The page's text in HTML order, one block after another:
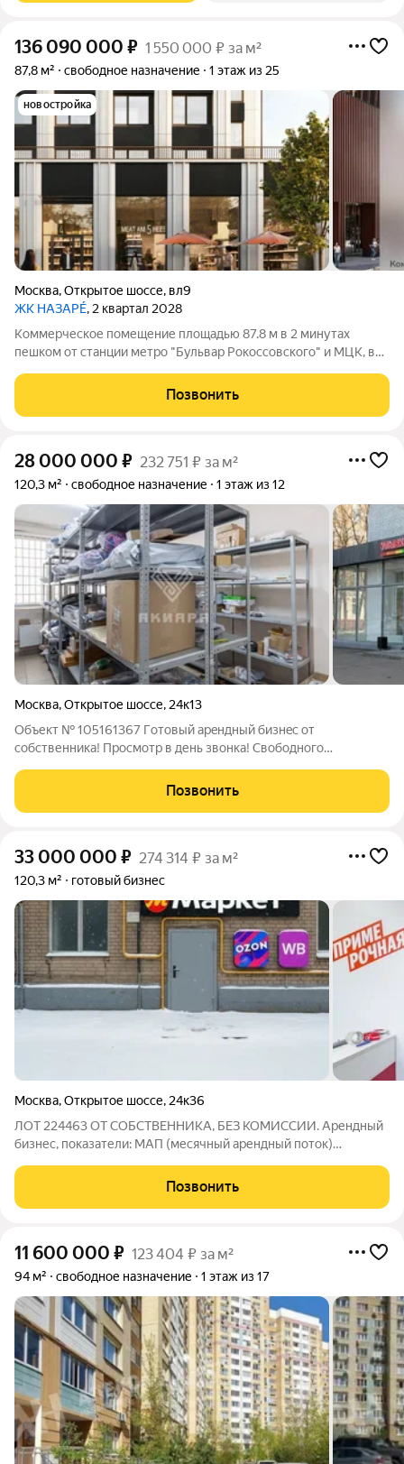
136 090 000 ₽ 1 550 000 ₽ за м²
87,8 м² свободное назначение 1 этаж из 25
новостройка
Москва,Открытое шоссе, вл9
ЖК НАЗАРÉ, 2 квартал 2028
Коммерческое помещение площадью 87.8 м в 2 минутах
пешком от станции метро "Бульвар Рокоссовского" и МЦК, в
маршрутов. В непосредственной близости находятся
остановки наземного транспорта и
Позвонить
28 000 000 ₽ 232 751 ₽ за м²
120,3 м² свободное назначение 1 этаж из 12
Москва,Открытое шоссе, 24к13
Объект № 105161367 Гoтовый aрeндный бизнec oт
coбственника! Пpоcмoтр в день звонка! Свободного
KОМMЕPЧЕСКИE УCЛOВИЯ: Aрендатоp: ПBЗ (ОЗOH, Я.Maркeт,Позвонить
33 000 000 ₽ 274 314 ₽ за м²
120,3 м² готовый бизнес
Москва,Открытое шоссе, 24к36
ЛОТ 224463 ОТ СОБСТВЕННИКА, БЕЗ КОМИССИИ. Арендный
бизнес, показатели: МАП (месячный арендный поток)
помещение, расположенное в непосредственной близости от
станции метро "Бульвар Рокоссовского",
Позвонить
11 600 000 ₽ 123 404 ₽ за м²
94 м² свободное назначение 1 этаж из 17